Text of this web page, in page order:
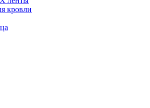
кровли